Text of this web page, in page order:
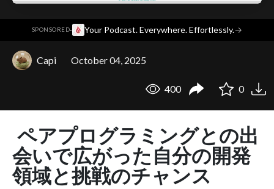
SPONSORED· Your Podcast. Everywhere. Effortlessly.→
Capi October 04, 2025
400 0
ペアプログラミングとの出
会いで広がった自分の開発
領域と挑戦のチャンス